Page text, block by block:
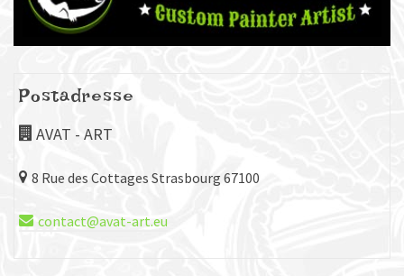
Postadresse
AVAT - ART
8 Rue des Cottages Strasbourg 67100
contact@avat-art.eu